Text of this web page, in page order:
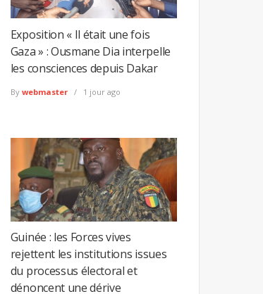
Exposition « Il était une fois
Gaza » : Ousmane Dia interpelle
les consciences depuis Dakar
By webmaster 1 jour ago
Guinée : les Forces vives
rejettent les institutions issues
du processus électoral et
dénoncent une dérive